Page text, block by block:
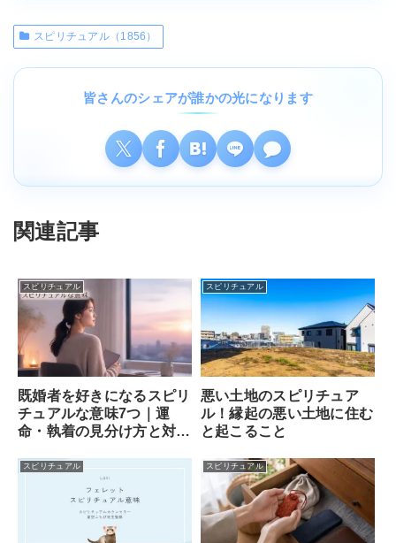
スピリチュアル（1856）
皆さんのシェアが誰かの光になります
関連記事
スピリチュアル
既婚者を好きになるスピリ
チュアルな意味7つ｜運
命・執着の見分け方と対処
スピリチュアル
悪い土地のスピリチュア
ル！縁起の悪い土地に住む
と起こること
スピリチュアル スピリチュアル